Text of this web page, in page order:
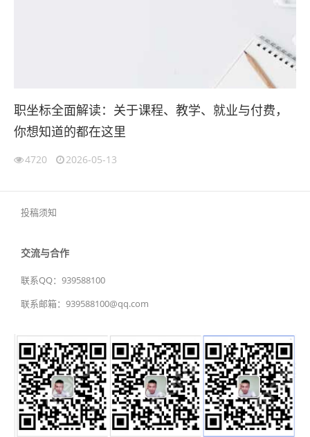
职坐标全面解读：关于课程、教学、就业与付费，
你想知道的都在这里
4720 2026-05-13
投稿须知
交流与合作
联系QQ：939588100
联系邮箱：939588100@qq.com